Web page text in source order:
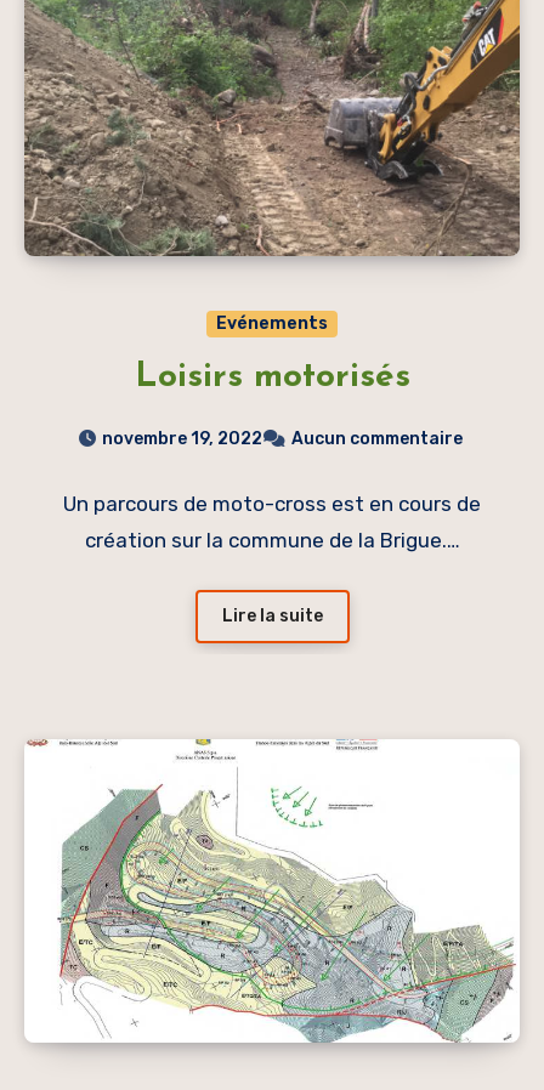
Evénements
Loisirs motorisés
novembre 19, 2022 Aucun commentaire
Un parcours de moto-cross est en cours de
création sur la commune de la Brigue.…
Lire la suite